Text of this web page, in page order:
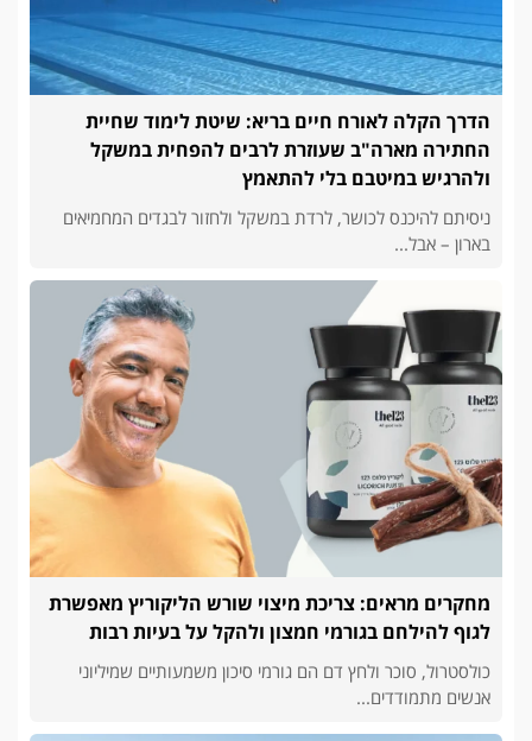
הדרך הקלה לאורח חיים בריא: שיטת לימוד שחיית
החתירה מארה"ב שעוזרת לרבים להפחית במשקל
ולהרגיש במיטבם בלי להתאמץ
ניסיתם להיכנס לכושר, לרדת במשקל ולחזור לבגדים המחמיאים
בארון – אבל...
מחקרים מראים: צריכת מיצוי שורש הליקוריץ מאפשרת
לגוף להילחם בגורמי חמצון ולהקל על בעיות רבות
כולסטרול, סוכר ולחץ דם הם גורמי סיכון משמעותיים שמיליוני
אנשים מתמודדים...